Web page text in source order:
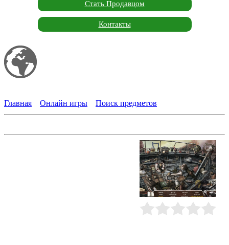
Стать Продавцом
Контакты
Главная
Онлайн игры Поиск предметов